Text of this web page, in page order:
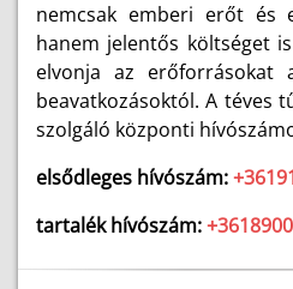
nemcsak emberi erőt és
hanem jelentős költséget
elvonja az erőforrásokat
beavatkozásoktól. A téves
szolgáló központi
elsődleges hívószám:
tartalék hívószám: